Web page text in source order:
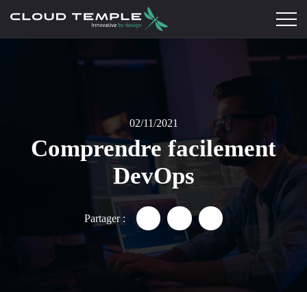
02/11/2021
Comprendre facilement
DevOps
Partager : Partager "Comprendre
PartagerPartager